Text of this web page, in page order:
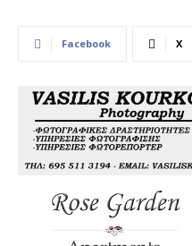
Facebook X